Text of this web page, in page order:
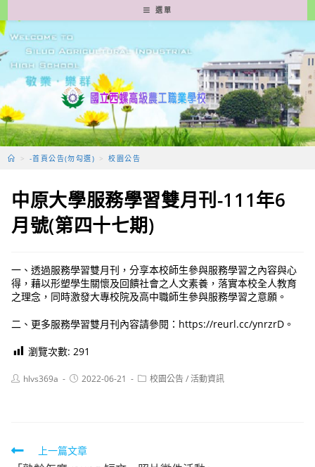
轉
至
要
容
選單
> -首頁公告(勿勾選) > 校園公告
中原大學服務學習雙月刊-111年6
月號(第四十七期)
一、透過服務學習雙月刊，分享本校師生參與服務學習之內容與心
得，藉以形塑學生關懷及回饋社會之人文素養，落實本校全人教育
之理念，同時激發大專校院及高中職師生參與服務學習之意願。
二、更多服務學習雙月刊內容請參閱：https://reurl.cc/ynrzrD。
瀏覽次數: 291
Posthlvs369a
Post2022-06-21
Post校園公告/活動資訊
Read上一篇文章